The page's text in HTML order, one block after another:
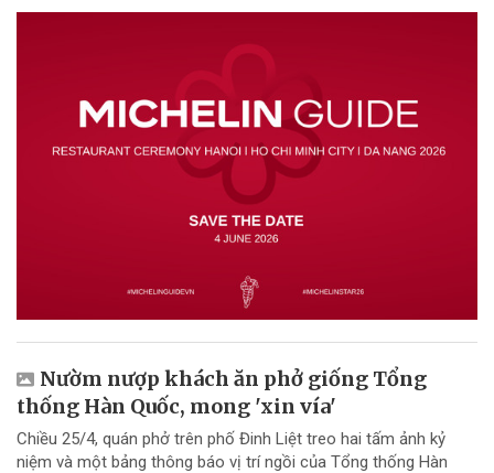
Nườm nượp khách ăn phở giống Tổng
thống Hàn Quốc, mong 'xin vía'
Chiều 25/4, quán phở trên phố Đinh Liệt treo hai tấm ảnh kỷ
niệm và một bảng thông báo vị trí ngồi của Tổng thống Hàn